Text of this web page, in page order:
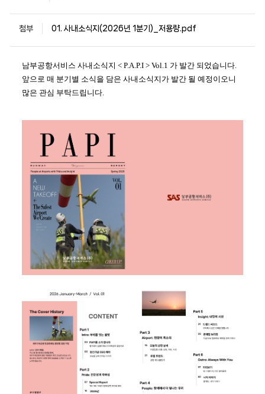
첨부 01. 사내소식지(2026년 1분기)_저용량.pdf
남부공항서비스 사내소식지 < P.A.P.I > Vol.1 가 발간 되었습니다.
앞으로 매 분기별 소식을 담은 사내소식지가 발간 될 예정이오니
많은 관심 부탁드립니다.